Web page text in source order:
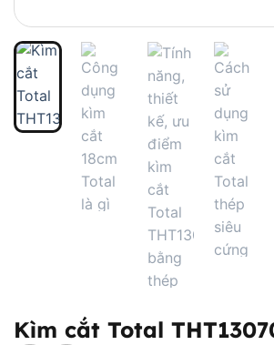
Kìm cắt Total